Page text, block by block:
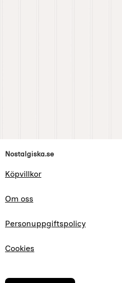
Sidfot Blandad info
Nostalgiska.se
Köpvillkor
Om oss
Personuppgiftspolicy
Cookies